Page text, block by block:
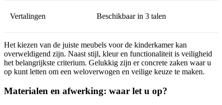
Vertalingen Beschikbaar in 3 talen
Het kiezen van de juiste meubels voor de kinderkamer kan
overweldigend zijn. Naast stijl, kleur en functionaliteit is veiligheid
het belangrijkste criterium. Gelukkig zijn er concrete zaken waar u
op kunt letten om een weloverwogen en veilige keuze te maken.
Materialen en afwerking: waar let u op?